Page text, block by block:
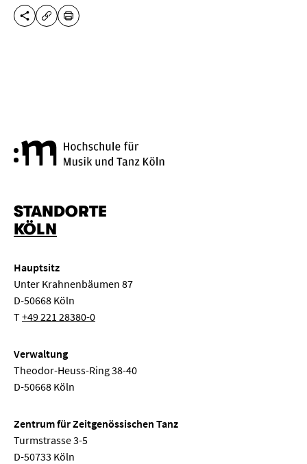
DIESE SEITE TEILEN
URL KOPIEREN
DRUCKEN
STANDORTE
KÖLN
Hauptsitz
Unter Krahnenbäumen 87
D-50668 Köln
T+49 221 28380-0
Verwaltung
Theodor-Heuss-Ring 38-40
D-50668 Köln
Zentrum für Zeitgenössischen Tanz
Turmstrasse 3-5
D-50733 Köln